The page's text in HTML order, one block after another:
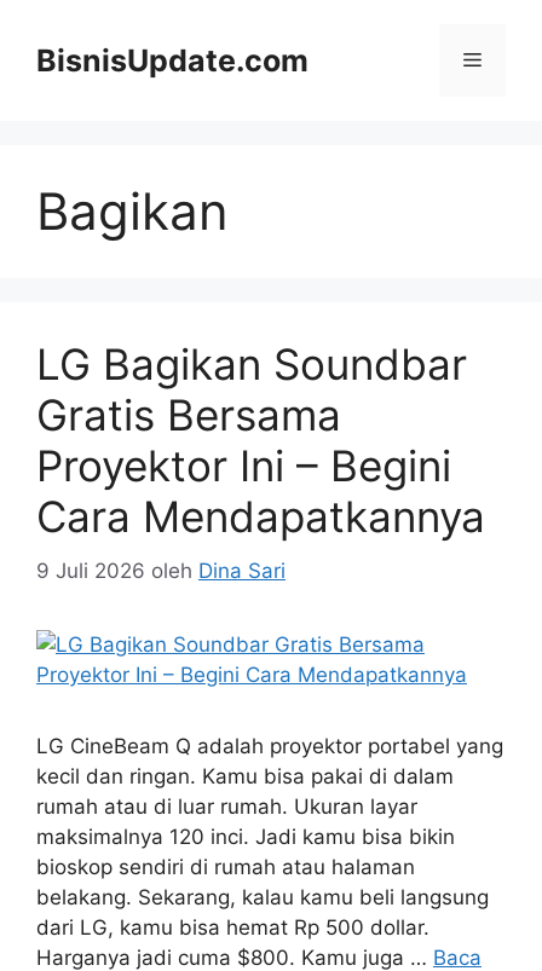
BisnisUpdate.com Menu
Bagikan
LG Bagikan Soundbar
Gratis Bersama
Proyektor Ini – Begini
Cara Mendapatkannya
9 Juli 2026 oleh Dina Sari
LG CineBeam Q adalah proyektor portabel yang
kecil dan ringan. Kamu bisa pakai di dalam
rumah atau di luar rumah. Ukuran layar
maksimalnya 120 inci. Jadi kamu bisa bikin
bioskop sendiri di rumah atau halaman
belakang. Sekarang, kalau kamu beli langsung
dari LG, kamu bisa hemat Rp 500 dollar.
Harganya jadi cuma $800. Kamu juga … Baca